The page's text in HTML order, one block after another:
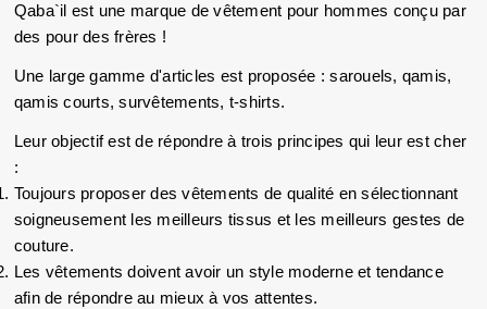
Qaba`il est une marque de vêtement pour hommes conçu par
des pour des frères !
Une large gamme d'articles est proposée : sarouels, qamis,
qamis courts, survêtements, t-shirts.
Leur objectif est de répondre à trois principes qui leur est cher
:
Toujours proposer des vêtements de qualité en sélectionnant
soigneusement les meilleurs tissus et les meilleurs gestes de
couture.
Les vêtements doivent avoir un style moderne et tendance
afin de répondre au mieux à vos attentes.